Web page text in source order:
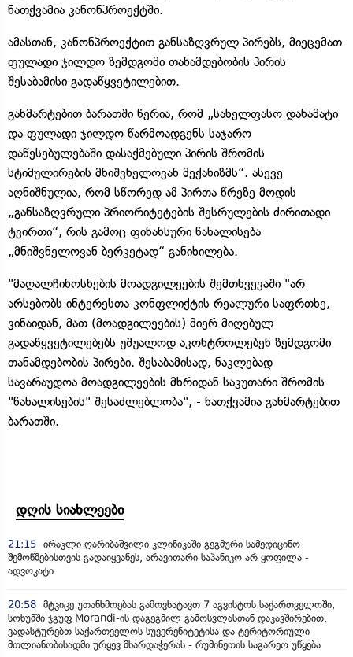
ნათქვამია კანონპროექტში.
ამასთან, კანონპროექტით განსაზღვრულ პირებს, მიეცემათ
ფულადი ჯილდო ზემდგომი თანამდებობის პირის
შესაბამისი გადაწყვეტილებით.
განმარტებით ბარათში წერია, რომ „სახელფასო დანამატი
და ფულადი ჯილდო წარმოადგენს საჯარო
დაწესებულებაში დასაქმებული პირის შრომის
სტიმულირების მნიშვნელოვან მექანიზმს“. ასევე
აღნიშნულია, რომ სწორედ ამ პირთა წრეზე მოდის
„განსაზღვრული პრიორიტეტების შესრულების ძირითადი
ტვირთი“, რის გამოც ფინანსური წახალისება
„მნიშვნელოვან ბერკეტად“ განიხილება.
"მაღალჩინოსნების მოადგილეების შემთხვევაში "არ
არსებობს ინტერესთა კონფლიქტის რეალური საფრთხე,
ვინაიდან, მათ (მოადგილეების) მიერ მიღებულ
გადაწყვეტილებებს უშუალოდ აკონტროლებენ ზემდგომი
თანამდებობის პირები. შესაბამისად, ნაკლებად
სავარაუდოა მოადგილეების მხრიდან საკუთარი შრომის
"წახალისების" შესაძლებლობა", - ნათქვამია განმარტებით
ბარათში.
დღის სიახლეები
21:15 ირაკლი ღარიბაშვილი კლინიკაში გეგმური სამედიცინო
შემოწმებისთვის გადაიყვანეს, არავითარი საპანიკო არ ყოფილა -
ადვოკატი
20:58 მტკიცე უთანხმოებას გამოვხატავთ 7 აგვისტოს საქართველოში,
სოხუმში ჯგუფ Morandi-ის დაგეგმილ გამოსვლასთან დაკავშირებით,
ვადასტურებთ საქართველოს სუვერენიტეტისა და ტერიტორიული
მთლიანობისადმი ურყევ მხარდაჭერას - რუმინეთის საგარეო უწყება